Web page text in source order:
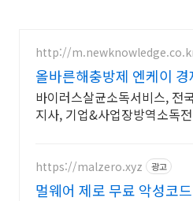
http://
올바른해충방제 엔케이 경
인 살균소독
바이러스살균소독서비스, 전
지사, 기업&사업장방역소독
https://malzero.xyz 광고
멀웨어 제로 무료 악성코